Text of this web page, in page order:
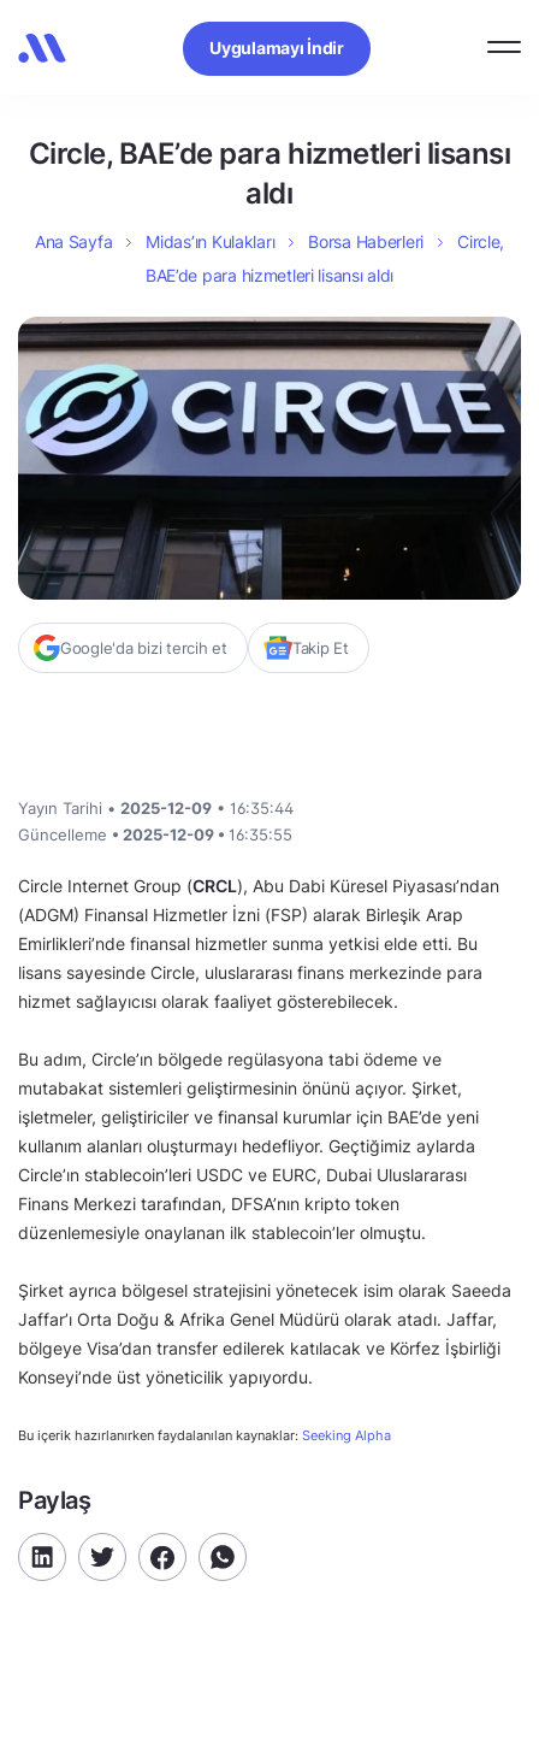
Uygulamayı İndir
Circle, BAE’de para hizmetleri lisansı
aldı
Ana Sayfa Midas’ın Kulakları Borsa Haberleri
Circle,
BAE’de para hizmetleri lisansı aldı
Google'da bizi tercih et Takip Et
Yayın Tarihi • 2025-12-09 • 16:35:44
Güncelleme • 2025-12-09 • 16:35:55
Circle Internet Group (CRCL), Abu Dabi Küresel Piyasası’ndan
(ADGM) Finansal Hizmetler İzni (FSP) alarak Birleşik Arap
Emirlikleri’nde finansal hizmetler sunma yetkisi elde etti. Bu
lisans sayesinde Circle, uluslararası finans merkezinde para
hizmet sağlayıcısı olarak faaliyet gösterebilecek.
Bu adım, Circle’ın bölgede regülasyona tabi ödeme ve
mutabakat sistemleri geliştirmesinin önünü açıyor. Şirket,
işletmeler, geliştiriciler ve finansal kurumlar için BAE’de yeni
kullanım alanları oluşturmayı hedefliyor. Geçtiğimiz aylarda
Circle’ın stablecoin’leri USDC ve EURC, Dubai Uluslararası
Finans Merkezi tarafından, DFSA’nın kripto token
düzenlemesiyle onaylanan ilk stablecoin’ler olmuştu.
Şirket ayrıca bölgesel stratejisini yönetecek isim olarak Saeeda
Jaffar’ı Orta Doğu & Afrika Genel Müdürü olarak atadı. Jaffar,
bölgeye Visa’dan transfer edilerek katılacak ve Körfez İşbirliği
Konseyi’nde üst yöneticilik yapıyordu.
Bu içerik hazırlanırken faydalanılan kaynaklar: Seeking Alpha
Paylaş